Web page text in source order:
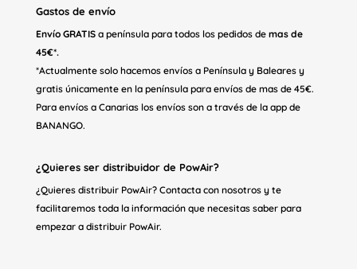
Gastos de envío
Envío GRATISa península para todos los pedidos de mas de
45€*.
*Actualmente solo hacemos envíos a Península y Baleares y
gratis únicamente en la península para envíos de mas de 45€.
Para envíos a Canarias los envíos son a través de la app de
BANANGO.
¿Quieres ser distribuidor de PowAir?
¿Quieres distribuir PowAir? Contacta con nosotros y te
facilitaremos toda la información que necesitas saber para
empezar a distribuir PowAir.